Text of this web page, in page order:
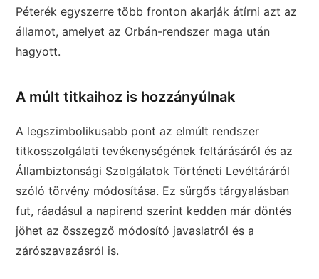
Péterék egyszerre több fronton akarják átírni azt az
államot, amelyet az Orbán-rendszer maga után
hagyott.
A múlt titkaihoz is hozzányúlnak
A legszimbolikusabb pont az elmúlt rendszer
titkosszolgálati tevékenységének feltárásáról és az
Állambiztonsági Szolgálatok Történeti Levéltáráról
szóló törvény módosítása. Ez sürgős tárgyalásban
fut, ráadásul a napirend szerint kedden már döntés
jöhet az összegző módosító javaslatról és a
zárószavazásról is.